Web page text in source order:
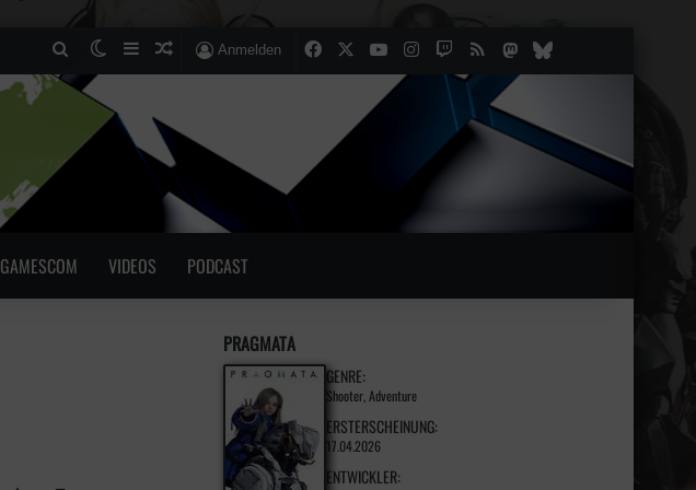
Suchen
nach
Skin umschalten
SidebarZufälliger Artikel
Anmelden Facebook YouTubeInstagram
TwitchRSS Mastodon
GAMESCOM VIDEOS PODCAST
PRAGMATA
GENRE:
Shooter, Adventure
ERSTERSCHEINUNG:
17.04.2026
ENTWICKLER: